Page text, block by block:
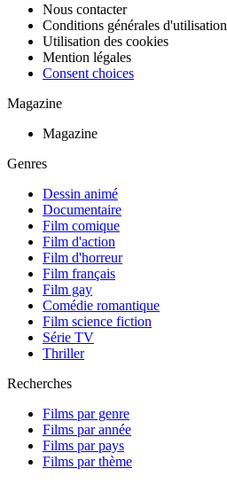
Nous contacter
Conditions générales d'utilisation
Utilisation des cookies
Mention légales
Consent choices
Magazine
Magazine
Genres
Dessin animé
Documentaire
Film comique
Film d'action
Film d'horreur
Film français
Film gay
Comédie romantique
Film science fiction
Série TV
Thriller
Recherches
Films par genre
Films par année
Films par pays
Films par thème